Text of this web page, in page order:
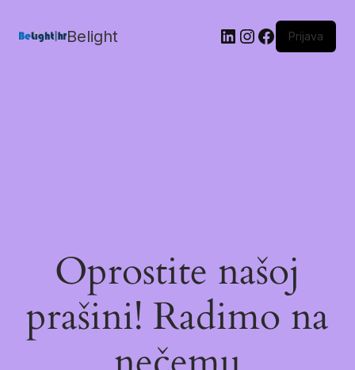
Belight Prijava
Oprostite našoj
prašini! Radimo na